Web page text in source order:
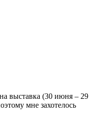
выставка (30 июня – 29
мне захотелось